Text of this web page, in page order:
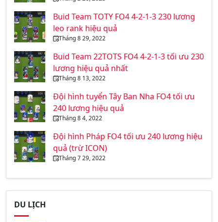
Buid Team TOTY FO4 4-2-1-3 230 lương
leo rank hiệu quả
Tháng 8 29, 2022
Buid Team 22TOTS FO4 4-2-1-3 tối ưu 230
lương hiệu quả nhất
Tháng 8 13, 2022
Đội hình tuyển Tây Ban Nha FO4 tối ưu
240 lương hiệu quả
Tháng 8 4, 2022
Đội hình Pháp FO4 tối ưu 240 lương hiệu
quả (trừ ICON)
Tháng 7 29, 2022
DU LỊCH